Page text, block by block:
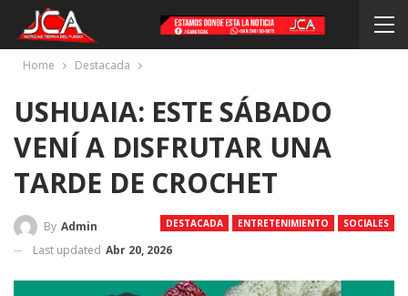
Home Destacada
USHUAIA: ESTE SÁBADO
VENÍ A DISFRUTAR UNA
TARDE DE CROCHET
DESTACADA ENTRETENIMIENTO SOCIALES
By Admin
Last updated Abr 20, 2026